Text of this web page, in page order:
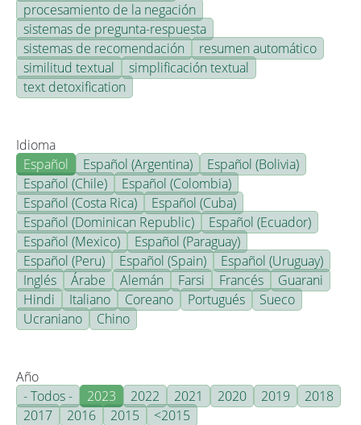
procesamiento de la negación
sistemas de pregunta-respuesta
sistemas de recomendación
resumen automático
similitud textual
simplificación textual
text detoxification
Idioma
Español
Español (Argentina)
Español (Bolivia)
Español (Chile)
Español (Colombia)
Español (Costa Rica)
Español (Cuba)
Español (Dominican Republic)
Español (Ecuador)
Español (Mexico)
Español (Paraguay)
Español (Peru)
Español (Spain)
Español (Uruguay)
Inglés
Árabe Alemán Farsi Francés
Guarani
Hindi
Italiano Coreano Portugués
Sueco
Ucraniano
Chino
Año
- Todos -
2023 2022 2021 2020 2019
2018
2017
2016 2015 <2015